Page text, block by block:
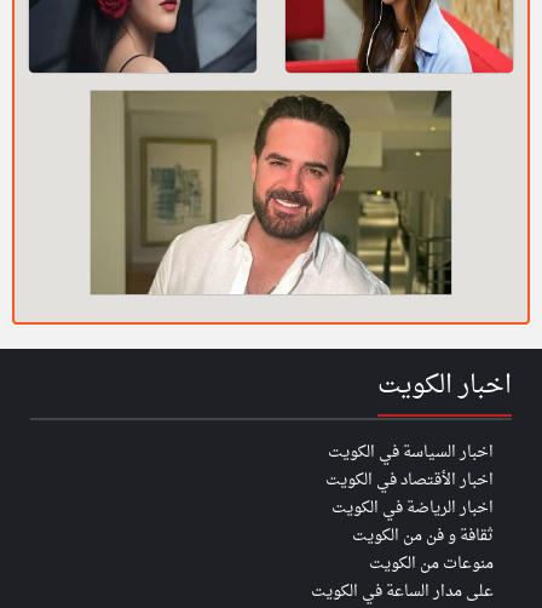
اخبار الكويت
اخبار السياسة في الكويت
اخبار الأقتصاد في الكويت
اخبار الرياضة في الكويت
ثقافة و فن من الكويت
منوعات من الكويت
على مدار الساعة في الكويت